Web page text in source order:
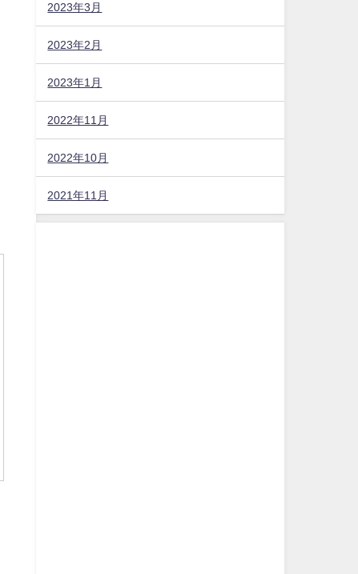
2023年3月
2023年2月
2023年1月
2022年11月
2022年10月
2021年11月